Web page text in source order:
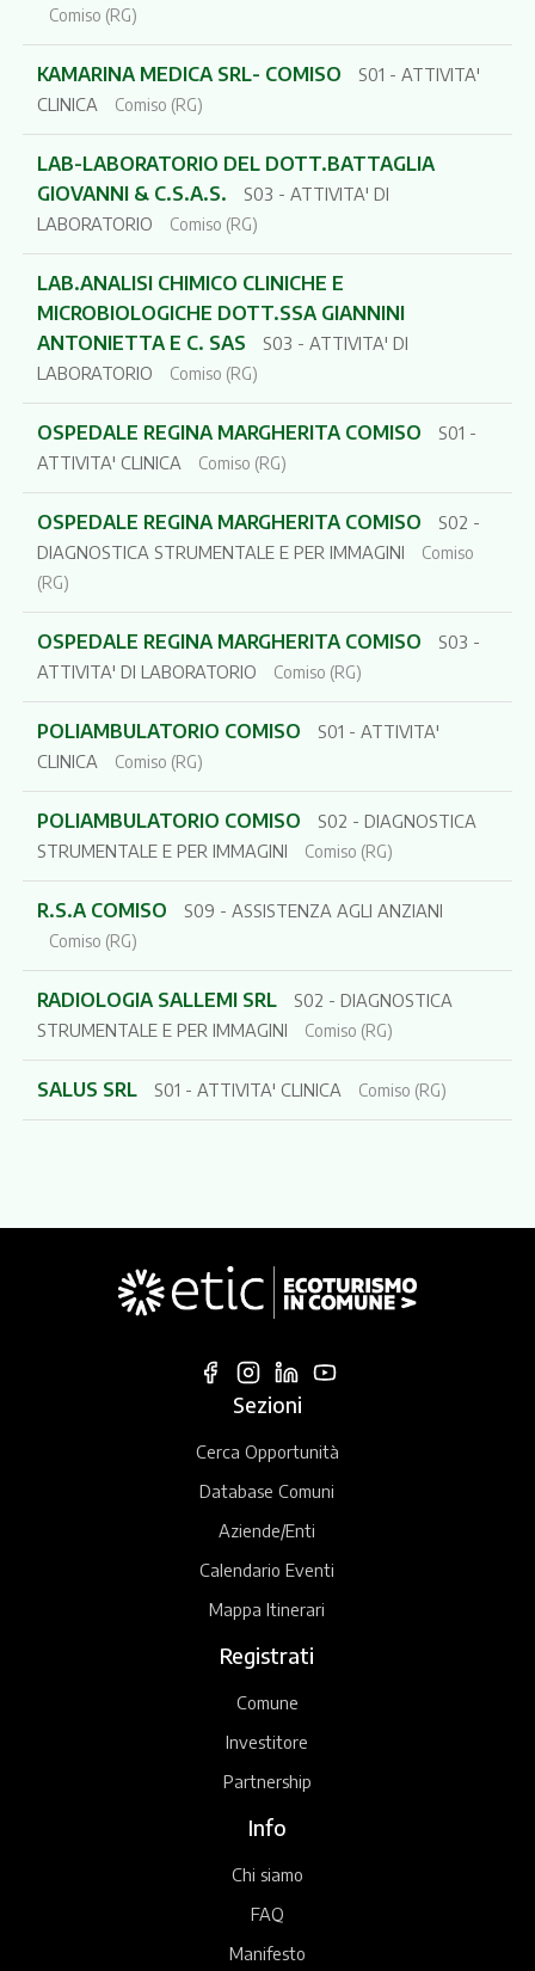
Comiso (RG)
KAMARINA MEDICA SRL- COMISO
S01 - ATTIVITA'
CLINICA
Comiso (RG)
LAB-LABORATORIO DEL DOTT.BATTAGLIA
GIOVANNI & C.S.A.S.
S03 - ATTIVITA' DI
LABORATORIO
Comiso (RG)
LAB.ANALISI CHIMICO CLINICHE E
MICROBIOLOGICHE DOTT.SSA GIANNINI
ANTONIETTA E C. SAS
S03 - ATTIVITA' DI
LABORATORIO
Comiso (RG)
OSPEDALE REGINA MARGHERITA COMISO
S01 -
ATTIVITA' CLINICA
Comiso (RG)
OSPEDALE REGINA MARGHERITA COMISO
S02 -
DIAGNOSTICA STRUMENTALE E PER IMMAGINI
Comiso
(RG)
OSPEDALE REGINA MARGHERITA COMISO
S03 -
ATTIVITA' DI LABORATORIO
Comiso (RG)
POLIAMBULATORIO COMISO
S01 - ATTIVITA'
CLINICA
Comiso (RG)
POLIAMBULATORIO COMISO
S02 - DIAGNOSTICA
STRUMENTALE E PER IMMAGINI
Comiso (RG)
R.S.A COMISO S09 - ASSISTENZA AGLI ANZIANI
Comiso (RG)
RADIOLOGIA SALLEMI SRL
S02 - DIAGNOSTICA
STRUMENTALE E PER IMMAGINI
Comiso (RG)
SALUS SRL S01 - ATTIVITA' CLINICA Comiso (RG)
Sezioni
Cerca Opportunità
Database Comuni
Aziende/Enti
Calendario Eventi
Mappa Itinerari
Registrati
Comune
Investitore
Partnership
Info
Chi siamo
FAQ
Manifesto